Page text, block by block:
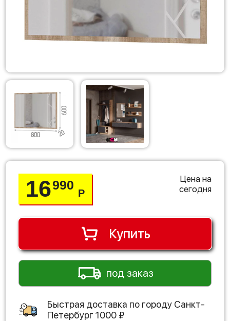
16990
Р
Цена на
сегодня
Купить
под заказ
Быстрая доставка по городу Санкт-
Петербург1000 ₽